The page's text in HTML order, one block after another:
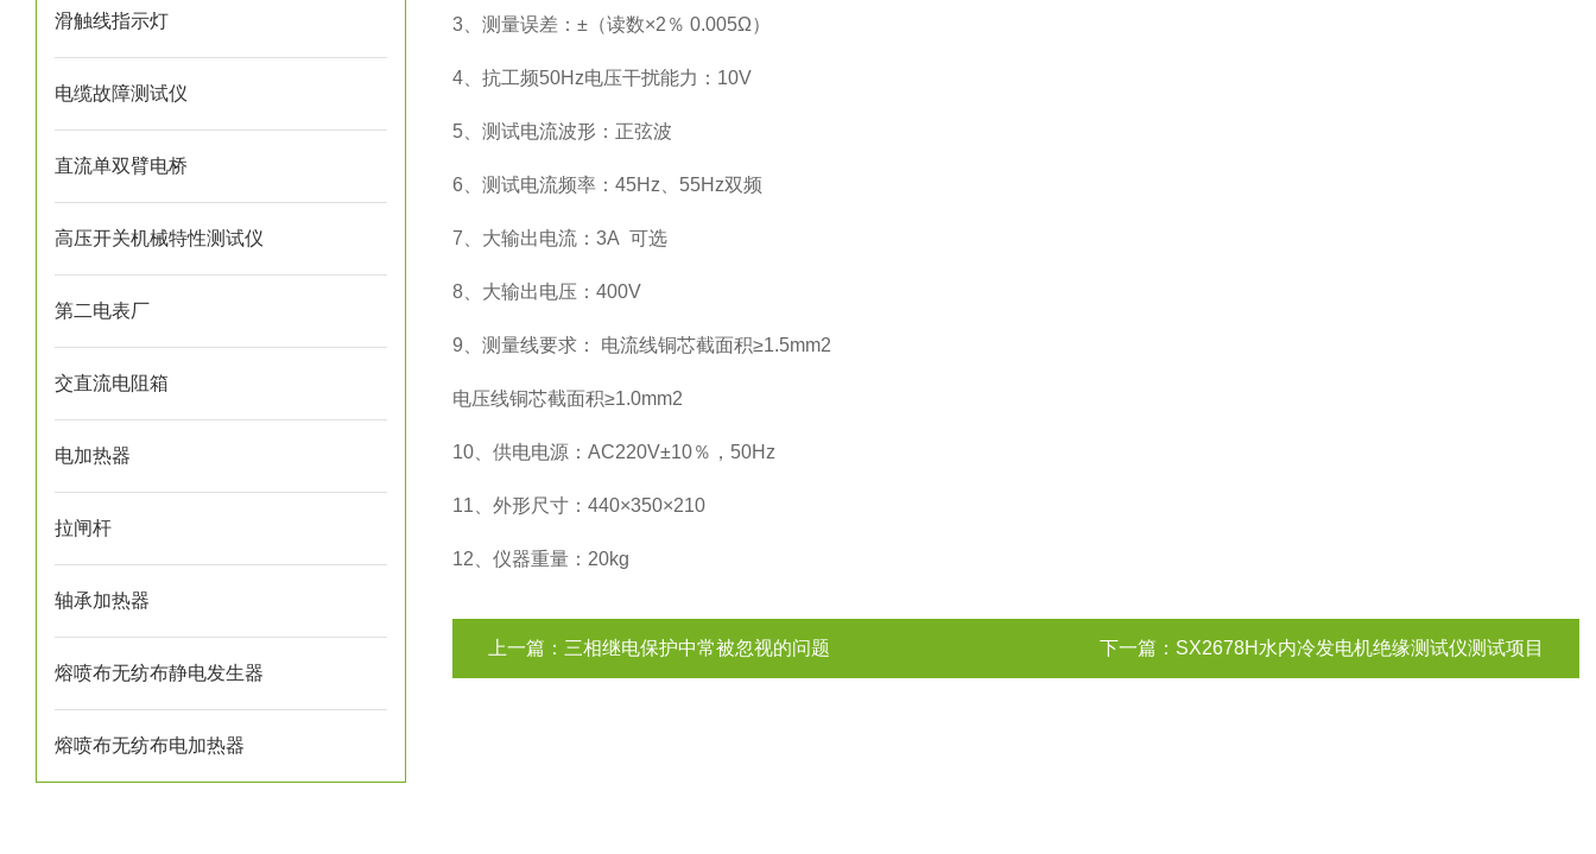
滑触线指示灯
电缆故障测试仪
直流单双臂电桥
高压开关机械特性测试仪
第二电表厂
交直流电阻箱
电加热器
拉闸杆
轴承加热器
熔喷布无纺布静电发生器
熔喷布无纺布电加热器
3、测量误差：±（读数×2％ 0.005Ω）
4、抗工频50Hz电压干扰能力：10V
5、测试电流波形：正弦波
6、测试电流频率：45Hz、55Hz双频
7、大输出电流：3A 可选
8、大输出电压：400V
9、测量线要求： 电流线铜芯截面积≥1.5mm2
电压线铜芯截面积≥1.0mm2
10、供电电源：AC220V±10％，50Hz
11、外形尺寸：440×350×210
12、仪器重量：20kg
上一篇： 三相继电保护中常被忽视的问题 下一篇： SX2678H水内冷发电机绝缘测试仪测试项目